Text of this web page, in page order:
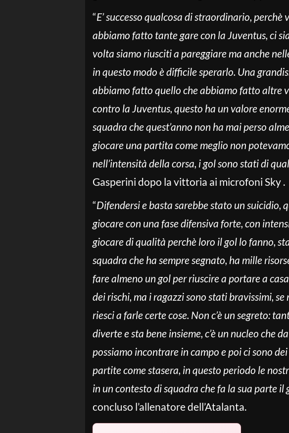
“E’ successo qualcosa di straordinario, perchè
abbiamo fatto tante gare con la Juventus, ci
volta siamo riusciti a pareggiare ma anche
in questo modo è difficile sperarlo. Una
abbiamo fatto quello che abbiamo fatto altre
contro la Juventus, questo ha un valore
squadra che quest’anno non ha mai perso
giocare una partita come meglio non
nell’intensità della corsa, i gol sono stati di
Gasperini dopo la vittoria ai microfoni Sky .
“Difendersi e basta sarebbe stato un suicidio,
giocare con una fase difensiva forte, con
giocare di qualità perchè loro il gol lo fanno,
squadra che ha sempre segnato, ha mille
fare almeno un gol per riuscire a portare a
dei rischi, ma i ragazzi sono stati bravissimi,
riesci a farle certe cose. Non c’è un segreto:
diverte e sta bene insieme, c’è un nucleo che
possiamo incontrare in campo e poi ci sono
partite come stasera, in questo periodo le
in un contesto di squadra che fa la sua parte
concluso l’allenatore dell’Atalanta.